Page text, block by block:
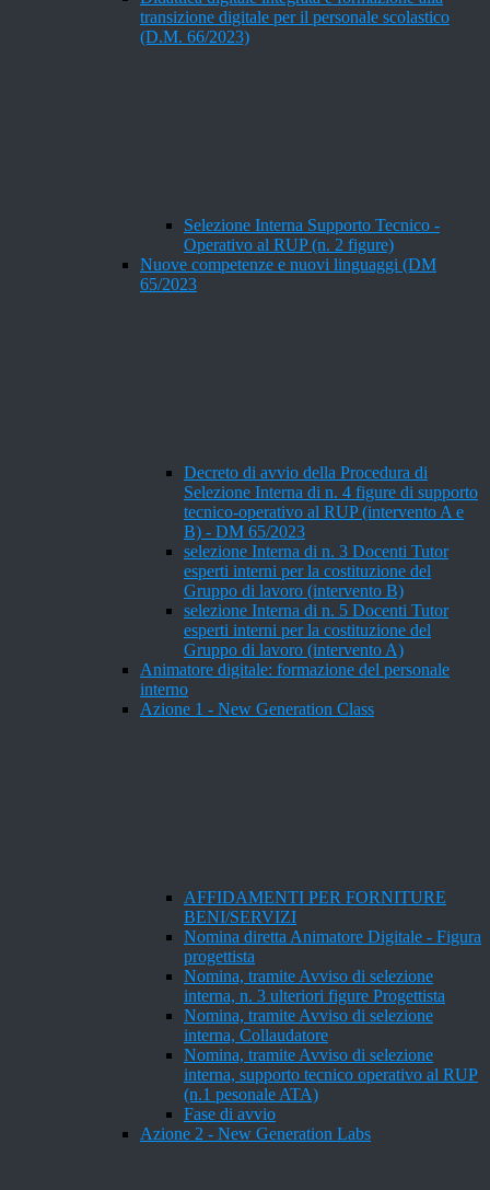
transizione digitale per il personale scolastico
(D.M. 66/2023)
Selezione Interna Supporto Tecnico -
Operativo al RUP (n. 2 figure)
Nuove competenze e nuovi linguaggi (DM
65/2023
Decreto di avvio della Procedura di
Selezione Interna di n. 4 figure di supporto
tecnico-operativo al RUP (intervento A e
B) - DM 65/2023
selezione Interna di n. 3 Docenti Tutor
esperti interni per la costituzione del
Gruppo di lavoro (intervento B)
selezione Interna di n. 5 Docenti Tutor
esperti interni per la costituzione del
Gruppo di lavoro (intervento A)
Animatore digitale: formazione del personale
interno
Azione 1 - New Generation Class
AFFIDAMENTI PER FORNITURE
BENI/SERVIZI
Nomina diretta Animatore Digitale - Figura
progettista
Nomina, tramite Avviso di selezione
interna, n. 3 ulteriori figure Progettista
Nomina, tramite Avviso di selezione
interna, Collaudatore
Nomina, tramite Avviso di selezione
interna, supporto tecnico operativo al RUP
(n.1 pesonale ATA)
Fase di avvio
Azione 2 - New Generation Labs